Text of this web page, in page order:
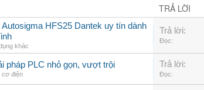
TRẢ LỜI
HFS25 Dantek uy tín dành
khác
Trả lời:
Đọc:
pháp PLC nhỏ gọn, vượt trội
cơ điện
Trả lời:
Đọc: